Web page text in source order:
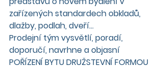
zařízených standardech obkladů,
dlažby, podlah, dveří...
Prodejní tým vysvětlí, poradí,
doporučí, navrhne a objasní
POŘÍZENÍ BYTU DRUŽSTEVNÍ FORMOU